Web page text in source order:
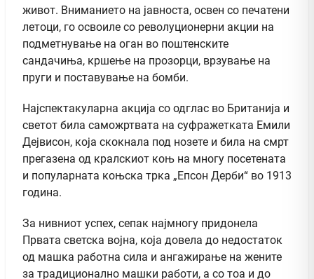
живот. Вниманието на јавноста, освен со печатени
летоци, го освоиле со револуционерни акции на
подметнување на оган во поштенските
сандачиња, кршење на прозорци, врзување на
пруги и поставување на бомби.
Најспектакуларна акција со одглас во Британија и
светот била саможртвата на суфражетката Емили
Дејвисон, која скокнала под нозете и била на смрт
прегазена од кралскиот коњ на многу посетената
и популарната коњска трка „Епсон Дерби“ во 1913
година.
За нивниот успех, сепак најмногу придонела
Првата светска војна, која довела до недостаток
од машка работна сила и ангажирање на жените
за традиционално машки работи, а со тоа и до